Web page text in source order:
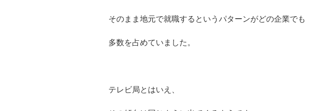
そのまま地元で就職するというパターンがどの企業でも
多数を占めていました。
テレビ局とはいえ、